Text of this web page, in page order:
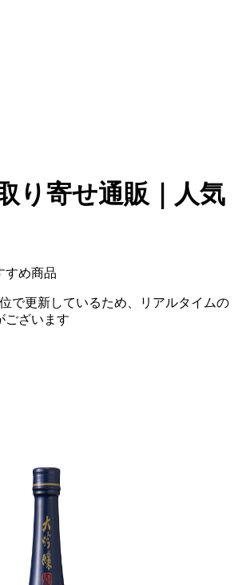
り寄せ通販｜人気
すめ商品
で更新しているため、リアルタイムの
ございます